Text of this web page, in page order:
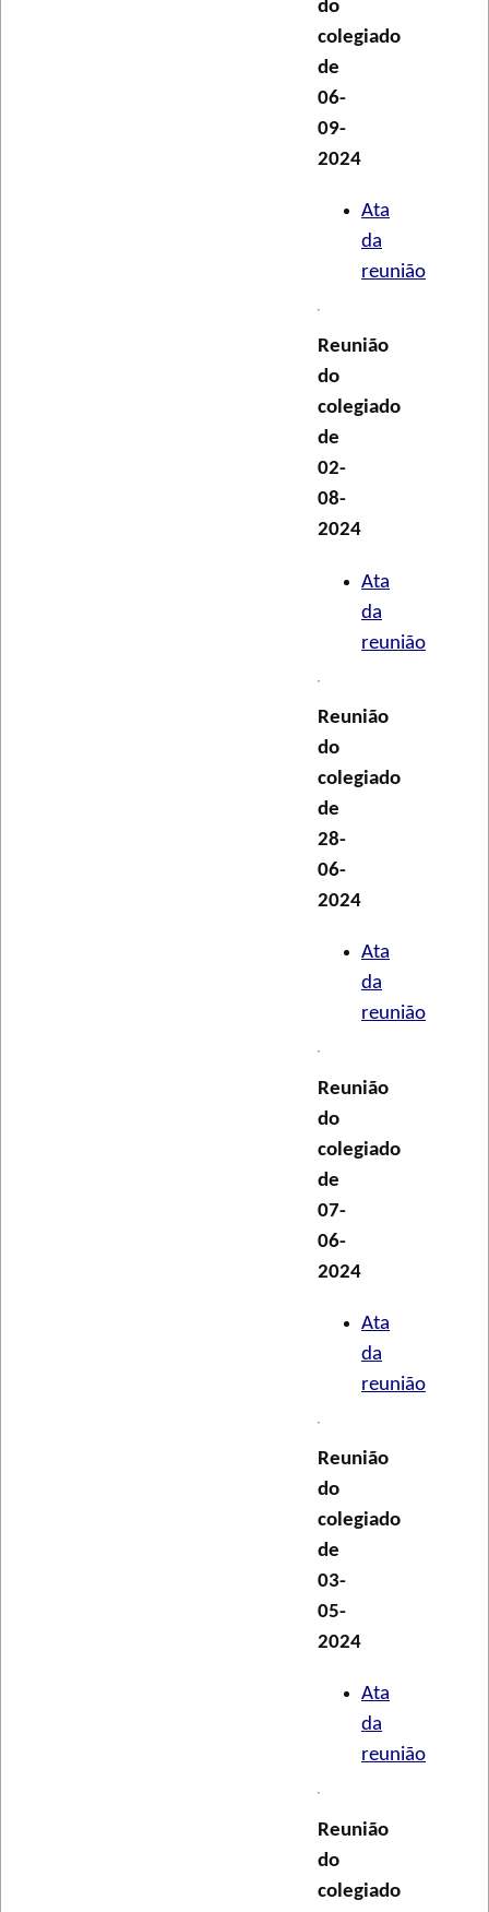
do
colegiado
de
06-
09-
2024
Ata
da
reunião
Reunião
do
colegiado
de
02-
08-
2024
Ata
da
reunião
Reunião
do
colegiado
de
28-
06-
2024
Ata
da
reunião
Reunião
do
colegiado
de
07-
06-
2024
Ata
da
reunião
Reunião
do
colegiado
de
03-
05-
2024
Ata
da
reunião
Reunião
do
colegiado